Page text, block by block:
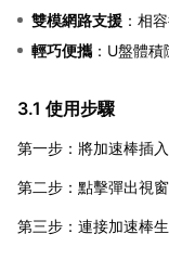
雙模網路支援 ：相
輕巧便攜 ：U盤體
3.1 使用步驟
第一步：將加速棒插
第二步：點擊彈出視
第三步：連接加速棒